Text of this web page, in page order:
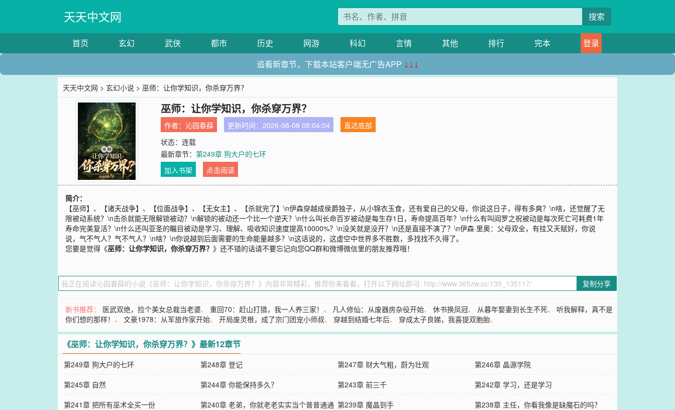
天天中文网 搜索
首页 玄幻 武侠 都市 历史 网游 科幻 言情 其他 排行 完本
登录
追看新章节，下载本站客户端无广告APP ↓↓↓
天天中文网 >玄幻小说 > 巫师：让你学知识，你杀穿万界？
巫师：让你学知识，你杀穿万界？
作者： 沁园春薛 更新时间：2026-08-08 08:04:04
直达底部
状态：连载
最新章节：第249章 狗大户的七环
加入书架
点击阅读
简介：
【巫师】、【诸天战争】、【位面战争】、【无女主】、【杀就完了】\n伊森穿越成侯爵独子，从小锦衣玉食，还有爱自己的父母，你说这日子，得有多爽？\n啥，还觉醒了无
限被动系统？\n击杀就能无限解锁被动？\n解锁的被动还一个比一个逆天？\n什么叫长命百岁被动是每生存1日，寿命提高百年？\n什么有叫阎罗之祝被动是每次死亡可耗费1年
寿命完美复活？\n什么还叫亚圣的瞩目被动是学习、理解、吸收知识速度提高10000%？\n没关就是没开？\n还是直接不演了？\n伊森·里奥：父母双全，有挂又天赋好，你说
说，气不气人？气不气人？\n啥？\n你说越到后面需要的生命能量越多？\n这话说的，这虚空中世界多不胜数，多找找不久得了。
您要是觉得《巫师：让你学知识，你杀穿万界？》还不错的话请不要忘记向您QQ群和微博微信里的朋友推荐哦！
复制分享
新书推荐： 医武双绝，捡个美女总裁当老婆、重回70：赶山打猎，我一人养三家！ 、 凡人修仙：从废器房杂役开始、休书换凤冠、 从暮年娶妻到长生不死、 听我解释，真不是
你们想的那样！ 、文豪1978：从军旅作家开始、开局废灵根，成了宗门团宠小师叔、 穿越到结婚七年后、 穿成太子良娣，我喜提双胞胎、
《巫师：让你学知识，你杀穿万界？》最新12章节
第249章 狗大户的七环 第248章 登记 第247章 财大气粗，蔚为壮观
第246章 晶源学院
第245章 自然
第244章 你能保持多久？ 第243章 前三千
第242章 学习，还是学习
第241章 把所有巫术全买一份
第240章 老弟，你就老老实实当个普普通通 第239章 魔晶到手 第238章 主任，你看我像是缺魔石的吗？